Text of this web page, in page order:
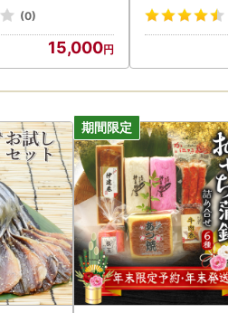
(0)
15,000